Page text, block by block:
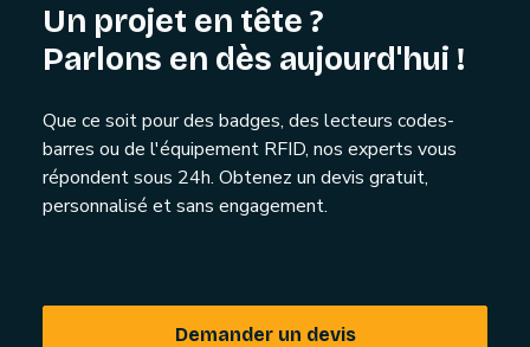
Un projet en tête ?
Parlons en dès aujourd'hui !
Que ce soit pour des badges, des lecteurs codes-
barres ou de l'équipement RFID, nos experts vous
répondent sous 24h. Obtenez un devis gratuit,
personnalisé et sans engagement.
Demander un devis